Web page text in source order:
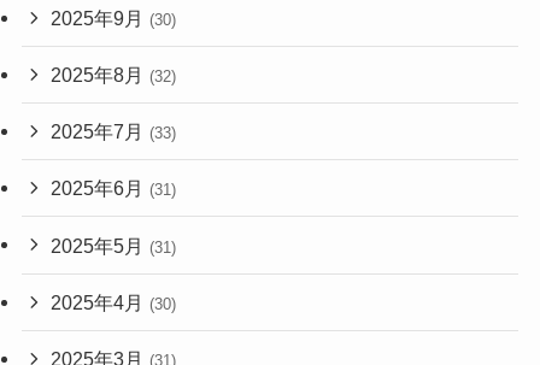
2025年9月 (30)
2025年8月 (32)
2025年7月 (33)
2025年6月 (31)
2025年5月 (31)
2025年4月 (30)
2025年3月 (31)